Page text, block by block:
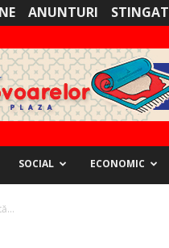
ANUNTURI
SOCIAL ECONOMIC